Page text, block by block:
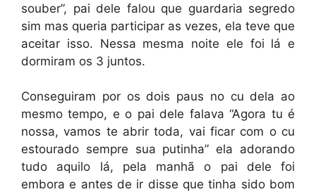
souber”, pai dele falou que guardaria segredo
sim mas queria participar as vezes, ela teve que
aceitar isso. Nessa mesma noite ele foi lá e
dormiram os 3 juntos.
Conseguiram por os dois paus no cu dela ao
mesmo tempo, e o pai dele falava “Agora tu é
nossa, vamos te abrir toda, vai ficar com o cu
estourado sempre sua putinha” ela adorando
tudo aquilo lá, pela manhã o pai dele foi
embora e antes de ir disse que tinha sido bom